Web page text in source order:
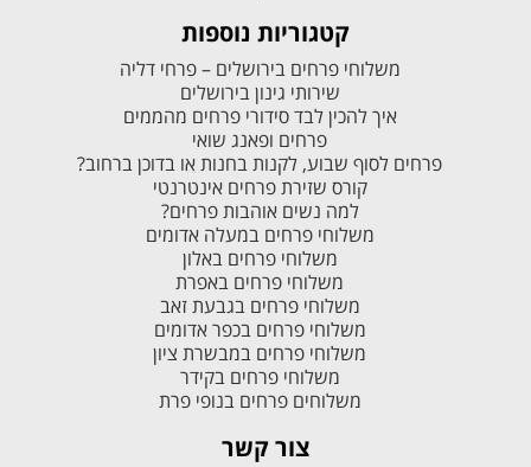
קטגוריות נוספות
משלוחי פרחים בירושלים – פרחי דליה
שירותי גינון בירושלים
איך להכין לבד סידורי פרחים מהממים
פרחים ופאנג שואי
פרחים לסוף שבוע, לקנות בחנות או בדוכן ברחוב?
קורס שזירת פרחים אינטרנטי
למה נשים אוהבות פרחים?
משלוחי פרחים במעלה אדומים
משלוחי פרחים באלון
משלוחי פרחים באפרת
משלוחי פרחים בגבעת זאב
משלוחי פרחים בכפר אדומים
משלוחי פרחים במבשרת ציון
משלוחי פרחים בקידר
משלוחים פרחים בנופי פרת
צור קשר